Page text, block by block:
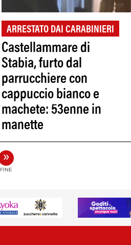
ARRESTATO DAI CARABINIERI
Castellammare di
Stabia, furto dal
parrucchiere con
cappuccio bianco e
machete: 53enne in
manette
»
FINE